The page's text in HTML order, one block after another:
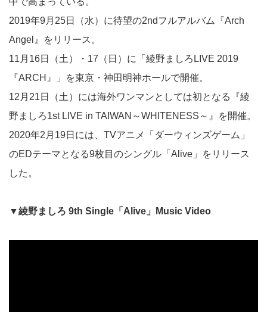
2019年9月25日（水）に待望の2ndフルアルバム『Arch
Angel』をリリース。
11月16日（土）・17（日）に「綾野ましろLIVE 2019
『ARCH』」を東京・神田明神ホールで開催。
12月21日（土）には海外ワンマンとしては初となる『綾
野ましろ1st LIVE in TAIWAN～WHITENESS～』を開催。
2020年2月19日には、TVアニメ「ダーウィンズゲーム」
のEDテーマとなる9枚目のシングル「Alive」をリリース
した。
▼綾野ましろ 9th Single「Alive」Music Video